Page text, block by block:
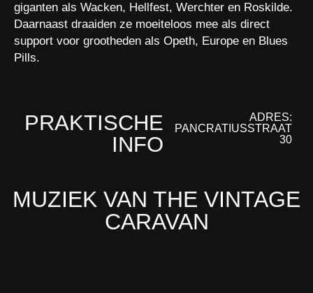
giganten als Wacken, Hellfest, Werchter en Roskilde.
Daarnaast draaiden ze moeiteloos mee als direct
support voor grootheden als Opeth, Europe en Blues
Pills.
PRAKTISCHE
INFO
ADRES:
PANCRATIUSSTRAAT
30
MUZIEK VAN THE VINTAGE
CARAVAN